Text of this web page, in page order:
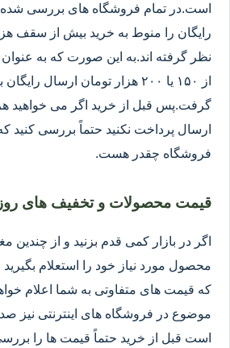
است.در تمام فروشگاه های بررسی شده
رایگان را منوط به خرید بیش از سقف
نظر گرفته اند.به این صورت که به
از ۱۵۰ یا ۲۰۰ هزار تومان ارسال
گرفت.پس قبل از خرید اگر می خواهید
ارسال پرداخت نکنید حتماً بررسی
فروشگاه چقدر هست.
قیمت محصولات و تخفیف های
اگر در بازار کمی قدم بزنید و از چندین
محصول مورد نیاز خود را استعلام
که قیمت های متفاوتی به شما اعلام
موضوع در فروشگاه های اینترنتی نیز
است قبل از خرید حتماً قیمت ها را